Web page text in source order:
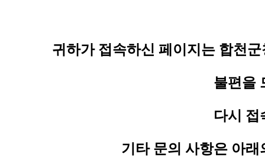
귀하가 접속하신 페이지는 합천
불편을
다시 접
기타 문의 사항은 아